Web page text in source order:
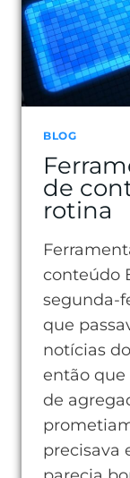
BLOG
de
rotina
conteúdo
segunda-
que
notícias
então que
de
precisava